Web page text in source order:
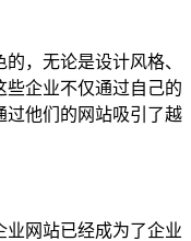
，无论是设计风格、
企业不仅通过自己的
过他们的网站吸引了越
网站已经成为了企业